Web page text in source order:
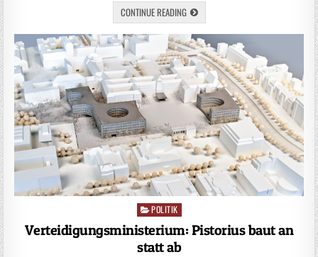
CONTINUE READING
Posted
in
POLITIK
Verteidigungsministerium: Pistorius baut an
statt ab